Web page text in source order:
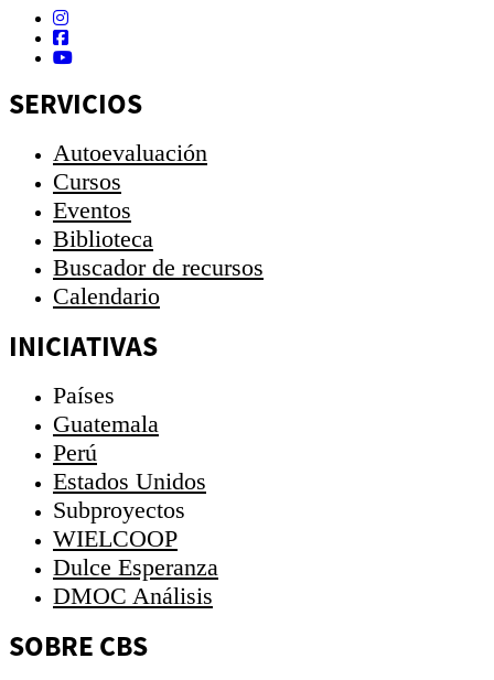
SERVICIOS
Autoevaluación
Cursos
Eventos
Biblioteca
Buscador de recursos
Calendario
INICIATIVAS
Países
Guatemala
Perú
Estados Unidos
Subproyectos
WIELCOOP
Dulce Esperanza
DMOC Análisis
SOBRE CBS